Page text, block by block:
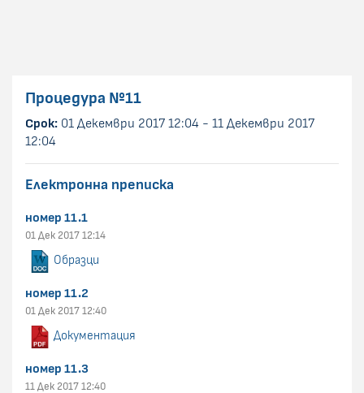
Процедура №11
Срок: 01 Декември 2017 12:04 - 11 Декември 2017
12:04
Електронна преписка
номер 11.1
01 Дек 2017 12:14
Образци
номер 11.2
01 Дек 2017 12:40
Документация
номер 11.3
11 Дек 2017 12:40